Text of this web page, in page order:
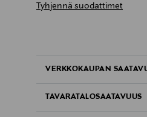
Tyhjennä suodattimet
VERKKOKAUPAN
TAVARATALOSAATAVUUS